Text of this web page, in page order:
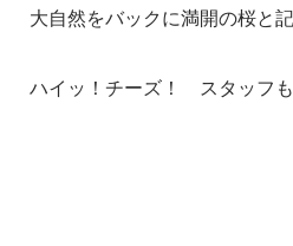
大自然をバックに満開の桜と
ハイッ！チーズ！ スタッフも